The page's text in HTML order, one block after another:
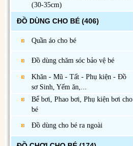
(30-35cm)
ĐỒ DÙNG CHO BÉ (406)
Quần áo cho bé
Đồ dùng chăm sóc bảo vệ bé
Khăn - Mũ - Tất - Phụ kiện - Đồ
sơ Sinh, Yếm ăn,...
Bể bơi, Phao bơi, Phụ kiện bơi cho
bé
Đồ dùng cho bé ra ngoài